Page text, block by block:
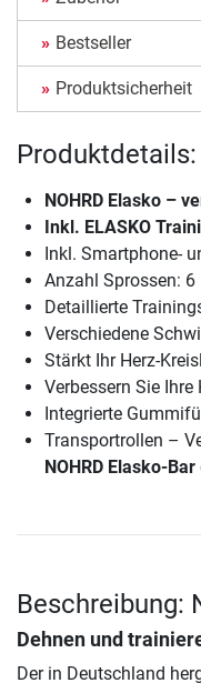
Bestseller
Produktsicherheit
Produktdetails:
NOHRD Elasko –
Inkl. ELASKO
Inkl. Smartphone-
Anzahl Sprossen: 6
Detaillierte
Verschiedene
Stärkt Ihr Herz-
Verbessern Sie
Integrierte
Transportrollen –
NOHRD Elasko-Bar
Beschreibung:
Dehnen und
Der in Deutschland